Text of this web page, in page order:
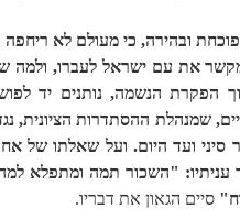
ובהירה, כי מעולם לא ריחפה
את עם ישראל לעברו, ולמה
הנשמה, נותנים יד
שמנהלת ההסתדרות הציונית,
ועד היום. ועל שאלתו של
"השכור תמה ומתפלא
סיים הגאון את דבריו.